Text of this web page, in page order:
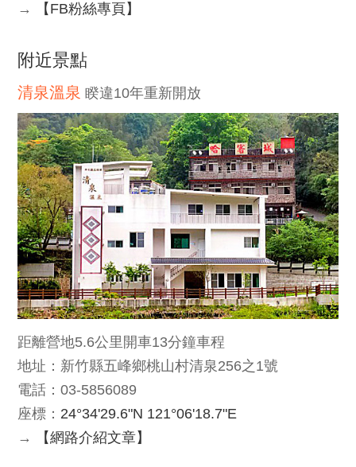
→
【FB粉絲專頁】
附近景點
清泉溫泉 睽違10年重新開放
距離營地5.6公里開車13分鐘車程
地址：新竹縣五峰鄉桃山村清泉256之1號
電話：03-5856089
座標： 24°34'29.6"N 121°06'18.7"E
→
【網路介紹文章】